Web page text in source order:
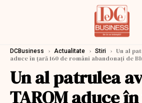
DCBusiness › Actualitate › Stiri › Un al
aduce în țară 160 de români abandonați de
Un al patrulea
TAROM aduce